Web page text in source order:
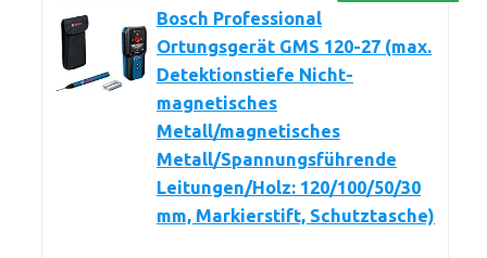
Bosch Professional
Ortungsgerät GMS 120-27 (max.
Detektionstiefe Nicht-
magnetisches
Metall/magnetisches
Metall/Spannungsführende
Leitungen/Holz: 120/100/50/30
mm, Markierstift, Schutztasche)